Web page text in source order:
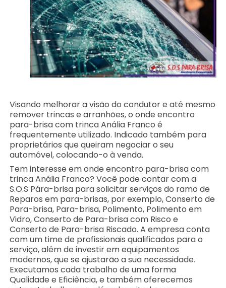
Visando melhorar a visão do condutor e até mesmo
remover trincas e arranhões, o onde encontro
para-brisa com trinca Anália Franco é
frequentemente utilizado. Indicado também para
proprietários que queiram negociar o seu
automóvel, colocando-o à venda.
Tem interesse em onde encontro para-brisa com
trinca Anália Franco? Você pode contar com a
S.O.S Pára-brisa para solicitar serviços do ramo de
Reparos em para-brisas, por exemplo, Conserto de
Para-brisa, Para-brisa, Polimento, Polimento em
Vidro, Conserto de Para-brisa com Risco e
Conserto de Para-brisa Riscado. A empresa conta
com um time de profissionais qualificados para o
serviço, além de investir em equipamentos
modernos, que se ajustarão a sua necessidade.
Executamos cada trabalho de uma forma
Qualidade e Eficiência, e também oferecemos